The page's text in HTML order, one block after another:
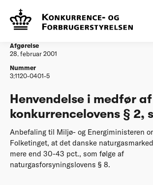
Afgørelser
2 stk 5
Afgørelse
28. februar 2001
Nummer
3:1120-0401-5
Henvendelse i medfør af
konkurrencelovens § 2,
Anbefaling til Miljø- og Energiministeren
Folketinget, at det danske
mere end 30-43 pct., som følge af
naturgasforsyningslovens § 8.